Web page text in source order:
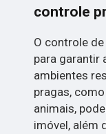
controle
O controle
para garantir
ambientes
pragas,
animais,
imóvel, além